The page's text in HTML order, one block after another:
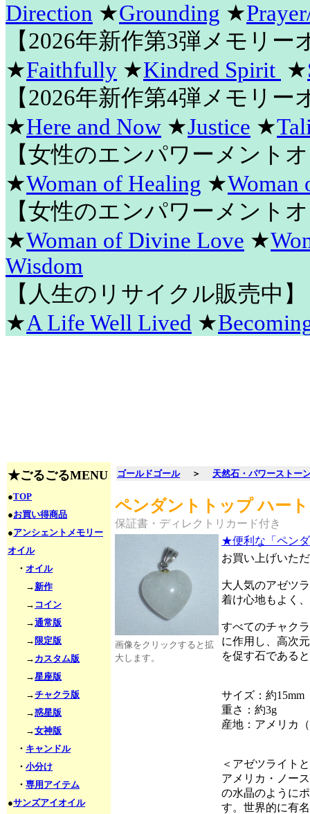
Direction ★Grounding ★
【2026年新作第3弾メモリー
★Faithfully ★Kindred Spirit ★
【2026年新作第4弾メモリー
★Here and Now ★Justice ★
【女性のエンパワーメント
★Woman of Healing ★Woman
【女性のエンパワーメント
★Woman of Divine Love ★
Wisdom
【人生のリサイクル販売中】
★A Life Well Lived ★
★ごるごるMENU
●TOP
●お買い得商品
●アンシェントメモリー
オイル
・ オイル
→新作
→ コイン
→通常版
→ 限定版
→ カスタム版
→星座版
→チャクラ版
→惑星版
→女神版
・ キャンドル
・ 小分け
・ 専用アイテム
●サンズアイオイル
ゴールドゴール ＞ 天然石・パワーストー
ペンダントトップ ハー
保証書・ディレクトリカード付き
画像をクリックすると拡
大します。
★便利な「ペン
お買い上げいた
大人気のアゼツ
着け心地もよく
すべてのチャク
に作用し、高次
を促す石である
サイズ：約15mm
重さ：約3g
産地：アメリカ
＜アゼツライト
アメリカ・ノー
の水晶のように
す。世界的に有